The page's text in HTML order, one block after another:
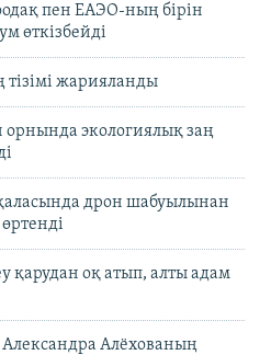
пен ЕАЭО-ның бірін
өткізбейді
тізімі жарияланды
орнында экологиялық заң
дрон шабуылынан
қарудан оқ атып, алты адам
Алёхованың